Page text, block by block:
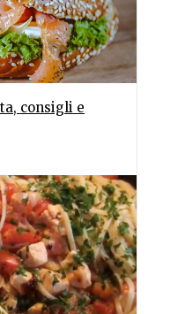
consigli e